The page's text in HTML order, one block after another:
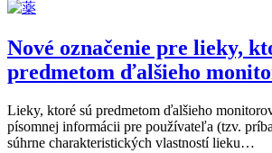
Nové označenie pre lieky,
predmetom ďalšieho
Lieky, ktoré sú predmetom ďalšieho
písomnej informácii pre používateľa (tzv.
súhrne charakteristických vlastností lieku…